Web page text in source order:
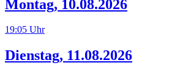
Montag, 10.08.2026
19:05 Uhr
Dienstag, 11.08.2026